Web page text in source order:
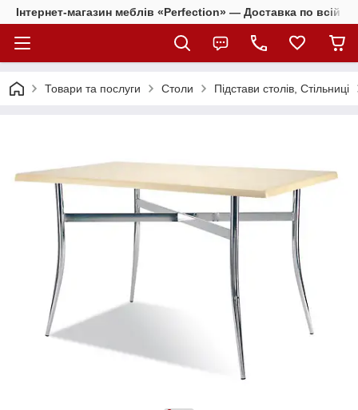
Інтернет-магазин меблів «Perfection» — Доставка по всій
Товари та послуги Столи Підстави столів, Стільниці